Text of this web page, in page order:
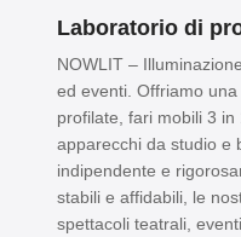
Laboratorio di
NOWLIT –
ed eventi. Offriamo
profilate, fari mobili 3
apparecchi da studio e
indipendente e
stabili e affidabili, le
spettacoli teatrali,